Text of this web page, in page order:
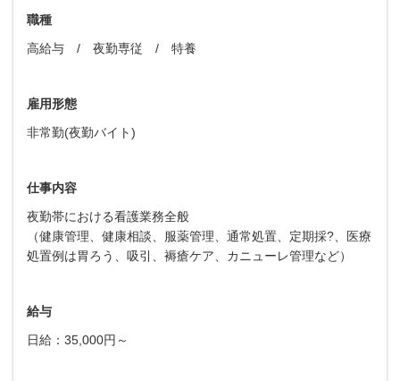
職種
高給与 / 夜勤専従 / 特養
雇用形態
非常勤(夜勤バイト)
仕事内容
夜勤帯における看護業務全般
（健康管理、健康相談、服薬管理、通常処置、定期採?、医療
処置例は胃ろう、吸引、褥瘡ケア、カニューレ管理など）
給与
日給：35,000円～